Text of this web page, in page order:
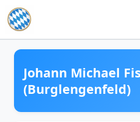
Zum Inhalt springen
Johann Michael
(Burglengenfeld)